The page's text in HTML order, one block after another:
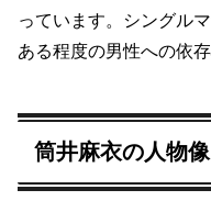
っています。シングル
ある程度の男性への依
筒井麻衣の人物像